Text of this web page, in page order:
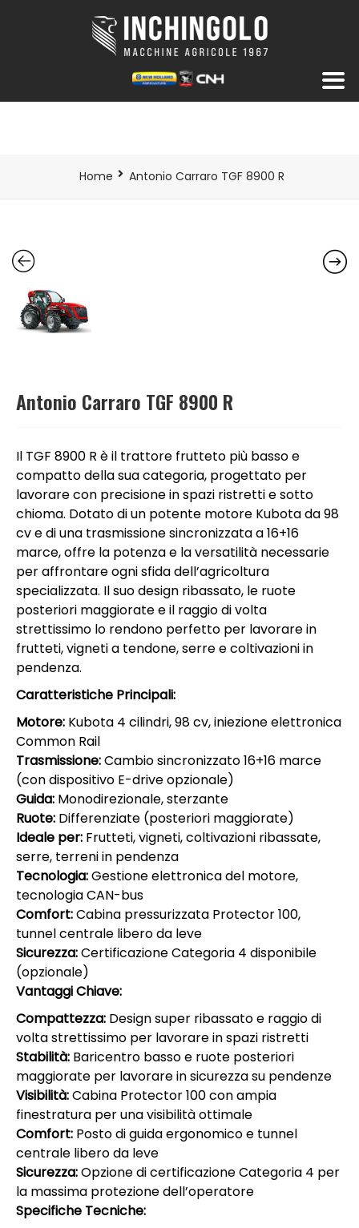
Home Antonio Carraro TGF 8900 R
Antonio Carraro TGF 8900 R
Il TGF 8900 R è il trattore frutteto più basso e
compatto della sua categoria, progettato per
lavorare con precisione in spazi ristretti e sotto
chioma. Dotato di un potente motore Kubota da 98
cv e di una trasmissione sincronizzata a 16+16
marce, offre la potenza e la versatilità necessarie
per affrontare ogni sfida dell’agricoltura
specializzata. Il suo design ribassato, le ruote
posteriori maggiorate e il raggio di volta
strettissimo lo rendono perfetto per lavorare in
frutteti, vigneti a tendone, serre e coltivazioni in
pendenza.
Caratteristiche Principali:
Motore: Kubota 4 cilindri, 98 cv, iniezione elettronica
Common Rail
Trasmissione:Cambio sincronizzato 16+16 marce
(con dispositivo E-drive opzionale)
Guida: Monodirezionale, sterzante
Ruote: Differenziate (posteriori maggiorate)
Ideale per: Frutteti, vigneti, coltivazioni ribassate,
serre, terreni in pendenza
Tecnologia:Gestione elettronica del motore,
tecnologia CAN-bus
Comfort:Cabina pressurizzata Protector 100,
tunnel centrale libero da leve
Sicurezza:Certificazione Categoria 4 disponibile
(opzionale)
Vantaggi Chiave:
Compattezza: Design super ribassato e raggio di
volta strettissimo per lavorare in spazi ristretti
Stabilità: Baricentro basso e ruote posteriori
maggiorate per lavorare in sicurezza su pendenze
Visibilità:Cabina Protector 100 con ampia
finestratura per una visibilità ottimale
Comfort: Posto di guida ergonomico e tunnel
centrale libero da leve
Sicurezza:Opzione di certificazione Categoria 4 per
la massima protezione dell’operatore
Specifiche Tecniche: